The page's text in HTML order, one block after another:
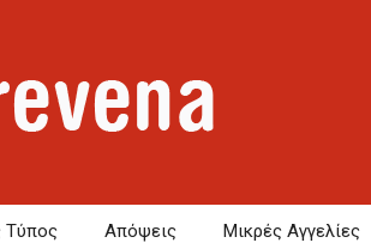
Τύπος Απόψεις Μικρές Αγγελίες